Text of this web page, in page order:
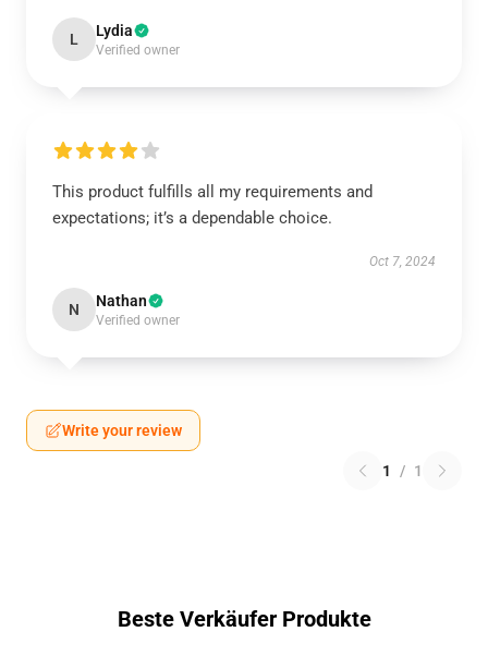
L Lydia
Verified owner
This product fulfills all my requirements and
expectations; it’s a dependable choice.
Oct 7, 2024
N Nathan
Verified owner
Write your review
1 / 1
Beste Verkäufer Produkte